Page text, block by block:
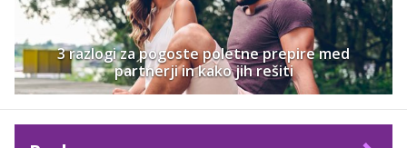
3 razlogi za pogoste poletne prepire med
partnerji in kako jih rešiti